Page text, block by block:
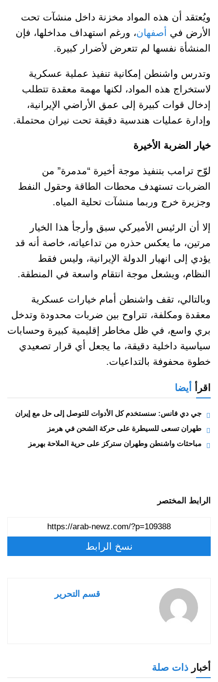
ويُعتقد أن هذه المواد مخزنة داخل منشآت تحت
الأرض في
أصفهان، ورغم استهداف مداخلها، فإن
المنشأة نفسها لم تتعرض لأضرار كبيرة.
وتدرس واشنطن إمكانية تنفيذ عملية عسكرية
لاستخراج هذه المواد، لكنها مهمة معقدة تتطلب
إدخال قوات كبيرة إلى عمق الأراضي الإيرانية،
وإدارة عمليات هندسية دقيقة تحت نيران محتملة.
خيار الضربة الأخيرة
لوّح ترامب بتنفيذ موجة أخيرة “مدمرة” من
الضربات تستهدف محطات الطاقة وحقول النفط
وجزيرة خرج وربما منشآت تحلية المياه.
إلا أن الرئيس الأميركي سبق وأرجأ هذا الخيار
مرتين، ما يعكس حذره من تداعياته، خاصة أنه قد
يؤدي إلى انهيار الدولة الإيرانية، وليس فقط
النظام، ويشعل موجة انتقام واسعة في المنطقة.
وبالتالي، تقف واشنطن أمام خيارات عسكرية
معقدة ومكلفة، تتراوح بين ضربات محدودة وتدخل
بري واسع، في ظل مخاطر إقليمية كبيرة وحسابات
سياسية داخلية دقيقة، ما يجعل أي قرار تصعيدي
خطوة محفوفة بالتداعيات.
اقرأ أيضا
جي دي فانس: سنستخدم كل الأدوات للتوصل إلى حل مع إيران
طهران تسعى للسيطرة على حركة الشحن في هرمز
مباحثات واشنطن وطهران ستركز على حرية الملاحة بهرمز
الرابط المختصر
نسخ الرابط
قسم التحرير
أخبار ذات صلة